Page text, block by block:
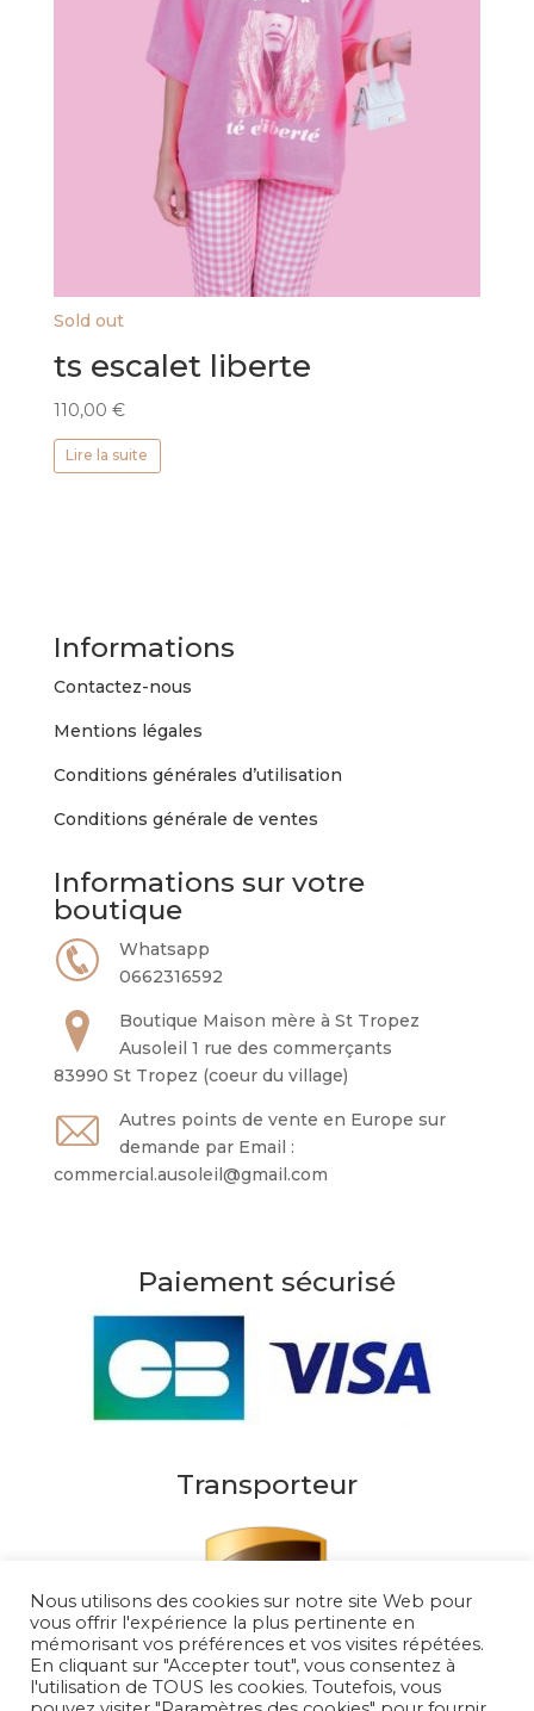
Sold out
ts escalet liberte
110,00 €
Lire la suite
Informations
Contactez-nous
Mentions légales
Conditions générales d’utilisation
Conditions générale de ventes
Informations sur votre
boutique
Whatsapp
0662316592
Boutique Maison mère à St Tropez
Ausoleil 1 rue des commerçants
83990 St Tropez (coeur du village)
Autres points de vente en Europe sur
demande par Email :
commercial.ausoleil@gmail.com
Paiement sécurisé
Transporteur
Nous utilisons des cookies sur notre site Web pour
vous offrir l'expérience la plus pertinente en
mémorisant vos préférences et vos visites répétées.
En cliquant sur "Accepter tout", vous consentez à
l'utilisation de TOUS les cookies. Toutefois, vous